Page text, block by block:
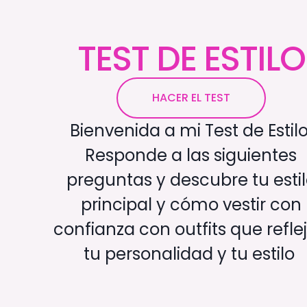
TEST DE ESTILO
HACER EL TEST
Bienvenida a mi Test de
Responde a las siguientes
preguntas y descubre tu
principal y cómo vestir con
confianza con outfits que
tu personalidad y tu estilo